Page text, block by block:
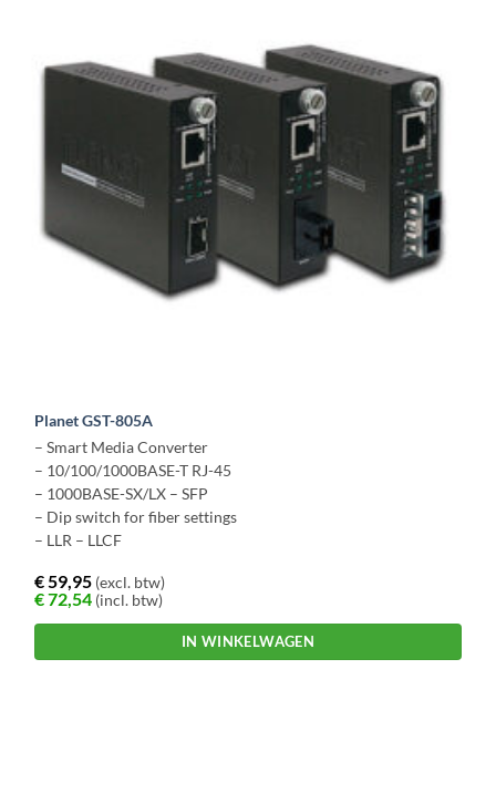
Planet GST-805A
– Smart Media Converter
– 10/100/1000BASE-T RJ-45
– 1000BASE-SX/LX – SFP
– Dip switch for fiber settings
– LLR – LLCF
€ 59,95 (excl. btw)
€72,54 (incl. btw)
IN WINKELWAGEN